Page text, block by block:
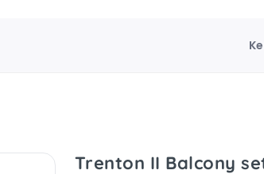
Trenton II Balcony